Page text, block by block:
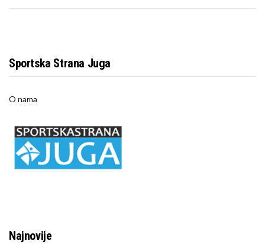
Sportska Strana Juga
O nama
Najnovije